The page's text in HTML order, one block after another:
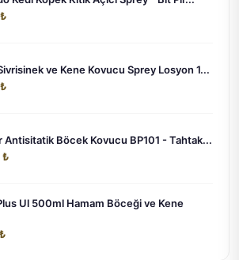
ve Kene Kovucu Sprey Losyon 1...
Antisitatik Böcek Kovucu BP101 - Tahtak...
₺
Ul 500ml Hamam Böceği ve Kene